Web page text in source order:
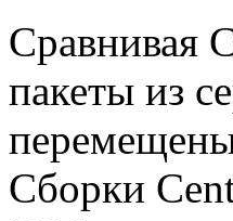
Сравнивая
пакеты из
Сборки